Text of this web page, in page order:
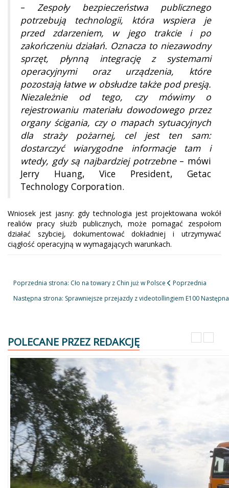
– Zespoły bezpieczeństwa publicznego
potrzebują technologii, która wspiera je
przed zdarzeniem, w jego trakcie i po
zakończeniu działań. Oznacza to niezawodny
sprzęt, płynną integrację z systemami
operacyjnymi oraz urządzenia, które
pozostają łatwe w obsłudze także pod presją.
Niezależnie od tego, czy mówimy o
rejestrowaniu materiału dowodowego przez
organy ścigania, czy o mapach sytuacyjnych
dla straży pożarnej, cel jest ten sam:
dostarczyć wiarygodne informacje tam i
wtedy, gdy są najbardziej potrzebne– mówi
Jerry Huang, Vice President, Getac
Technology Corporation.
Wniosek jest jasny: gdy technologia jest projektowana wokół
realiów pracy służb publicznych, może pomagać zespołom
działać szybciej, dokumentować dokładniej i utrzymywać
ciągłość operacyjną w wymagających warunkach.
Poprzednia strona: Cło na towary z Chin już w Polsce
Poprzednia
Następna strona: Sprawniejsze przejazdy z videotollingiem E100Następna
POLECANE PRZEZ REDAKCJĘ